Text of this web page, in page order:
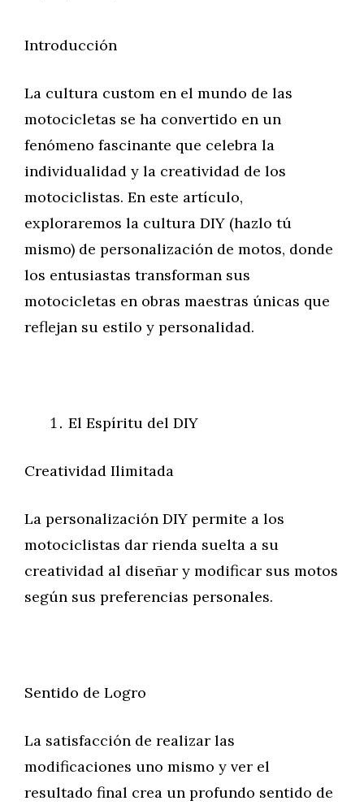
Introducción
La cultura custom en el mundo de las
motocicletas se ha convertido en un
fenómeno fascinante que celebra la
individualidad y la creatividad de los
motociclistas. En este artículo,
exploraremos la cultura DIY (hazlo tú
mismo) de personalización de motos, donde
los entusiastas transforman sus
motocicletas en obras maestras únicas que
reflejan su estilo y personalidad.
El Espíritu del DIY
Creatividad Ilimitada
La personalización DIY permite a los
motociclistas dar rienda suelta a su
creatividad al diseñar y modificar sus motos
según sus preferencias personales.
Sentido de Logro
La satisfacción de realizar las
modificaciones uno mismo y ver el
resultado final crea un profundo sentido de